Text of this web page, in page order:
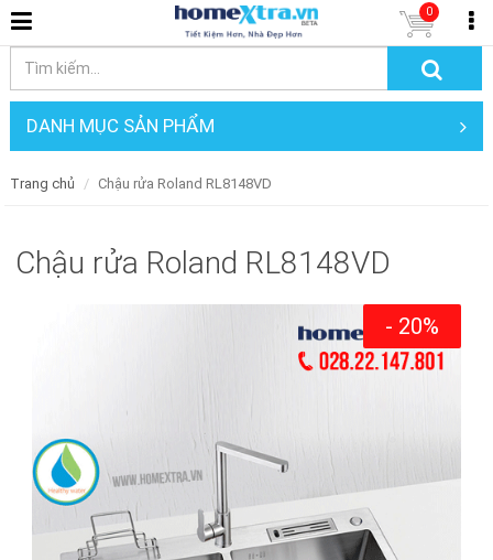
0
DANH MỤC SẢN PHẨM
Trang chủ Chậu rửa Roland RL8148VD
Chậu rửa Roland RL8148VD
- 20%